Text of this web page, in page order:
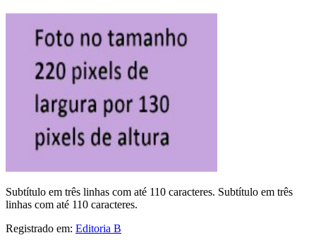
Subtítulo em três linhas com até 110 caracteres. Subtítulo em três
linhas com até 110 caracteres.
Registrado em: Editoria B